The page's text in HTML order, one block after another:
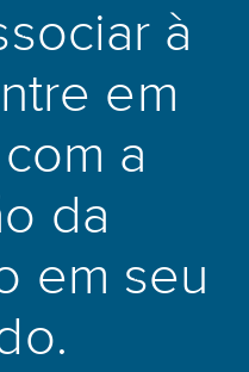
à
em
a
da
em seu